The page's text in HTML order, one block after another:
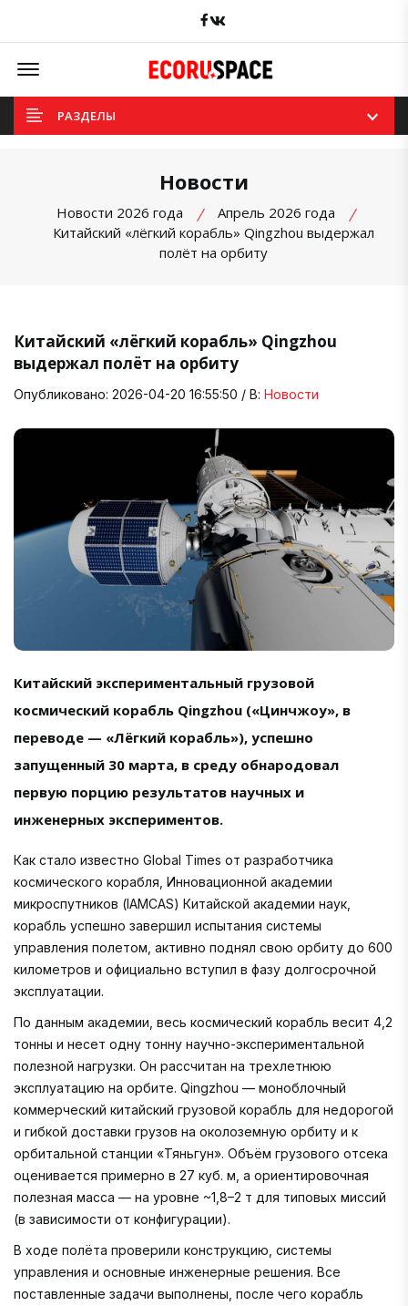
Facebook
Offcanvas Menu Open
РАЗДЕЛЫ
Новости
Новости 2026 года
Апрель 2026 года
Китайский «лёгкий корабль» Qingzhou выдержал
полёт на орбиту
Китайский «лёгкий корабль» Qingzhou
выдержал полёт на орбиту
Опубликовано: 2026-04-20 16:55:50 / В: Новости
Китайский экспериментальный грузовой
космический корабль Qingzhou («Цинчжоу», в
переводе — «Лёгкий корабль»), успешно
запущенный 30 марта, в среду обнародовал
первую порцию результатов научных и
инженерных экспериментов.
Как стало известно Global Times от разработчика
космического корабля, Инновационной академии
микроспутников (IAMCAS) Китайской академии наук,
корабль успешно завершил испытания системы
управления полетом, активно поднял свою орбиту до 600
километров и официально вступил в фазу долгосрочной
эксплуатации.
По данным академии, весь космический корабль весит 4,2
тонны и несет одну тонну научно-экспериментальной
полезной нагрузки. Он рассчитан на трехлетнюю
эксплуатацию на орбите. Qingzhou — моноблочный
коммерческий китайский грузовой корабль для недорогой
и гибкой доставки грузов на околоземную орбиту и к
орбитальной станции «Тяньгун». Объём грузового отсека
оценивается примерно в 27 куб. м, а ориентировочная
полезная масса — на уровне ~1,8–2 т для типовых миссий
(в зависимости от конфигурации).
В ходе полёта проверили конструкцию, системы
управления и основные инженерные решения. Все
поставленные задачи выполнены, после чего корабль